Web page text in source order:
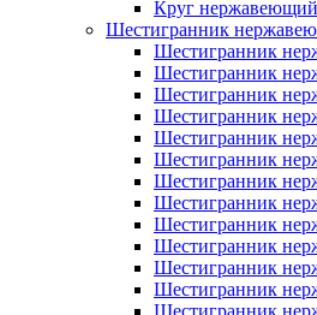
Круг
Шестигранник
Шестигранник
Шестигранник
Шестигранник
Шестигранник
Шестигранник
Шестигранник
Шестигранник
Шестигранник
Шестигранник
Шестигранник
Шестигранник
Шестигранник
Шестигранник